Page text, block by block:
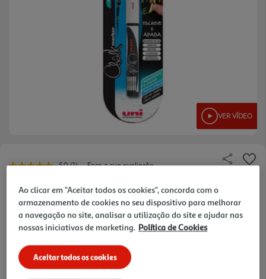
VER VÍDEO
5.0
avaliação.
Link
para
a
mesma
(1)
Faça a sua avaliação
3.49 €/un
-10%
Price reduced from
3,89 €to
3,49 €
Ao clicar em "Aceitar todos os cookies", concorda com o
armazenamento de cookies no seu dispositivo para melhorar
a navegação no site, analisar a utilização do site e ajudar nas
nossas iniciativas de marketing. Política de Cookies
Aceitar todos os cookies